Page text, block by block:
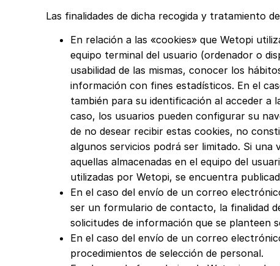
Las finalidades de dicha recogida y tratamiento
En relación a las «cookies» que Wetopi
equipo terminal del usuario (ordenador o
usabilidad de las mismas, conocer los
información con fines estadísticos. En el
también para su identificación al acceder a
caso, los usuarios pueden configurar su
de no desear recibir estas cookies, no
algunos servicios podrá ser limitado. Si
aquellas almacenadas en el equipo del
utilizadas por Wetopi, se encuentra
En el caso del envío de un correo
ser un formulario de contacto, la finalidad
solicitudes de información que se planteen
En el caso del envío de un correo
procedimientos de selección de personal.